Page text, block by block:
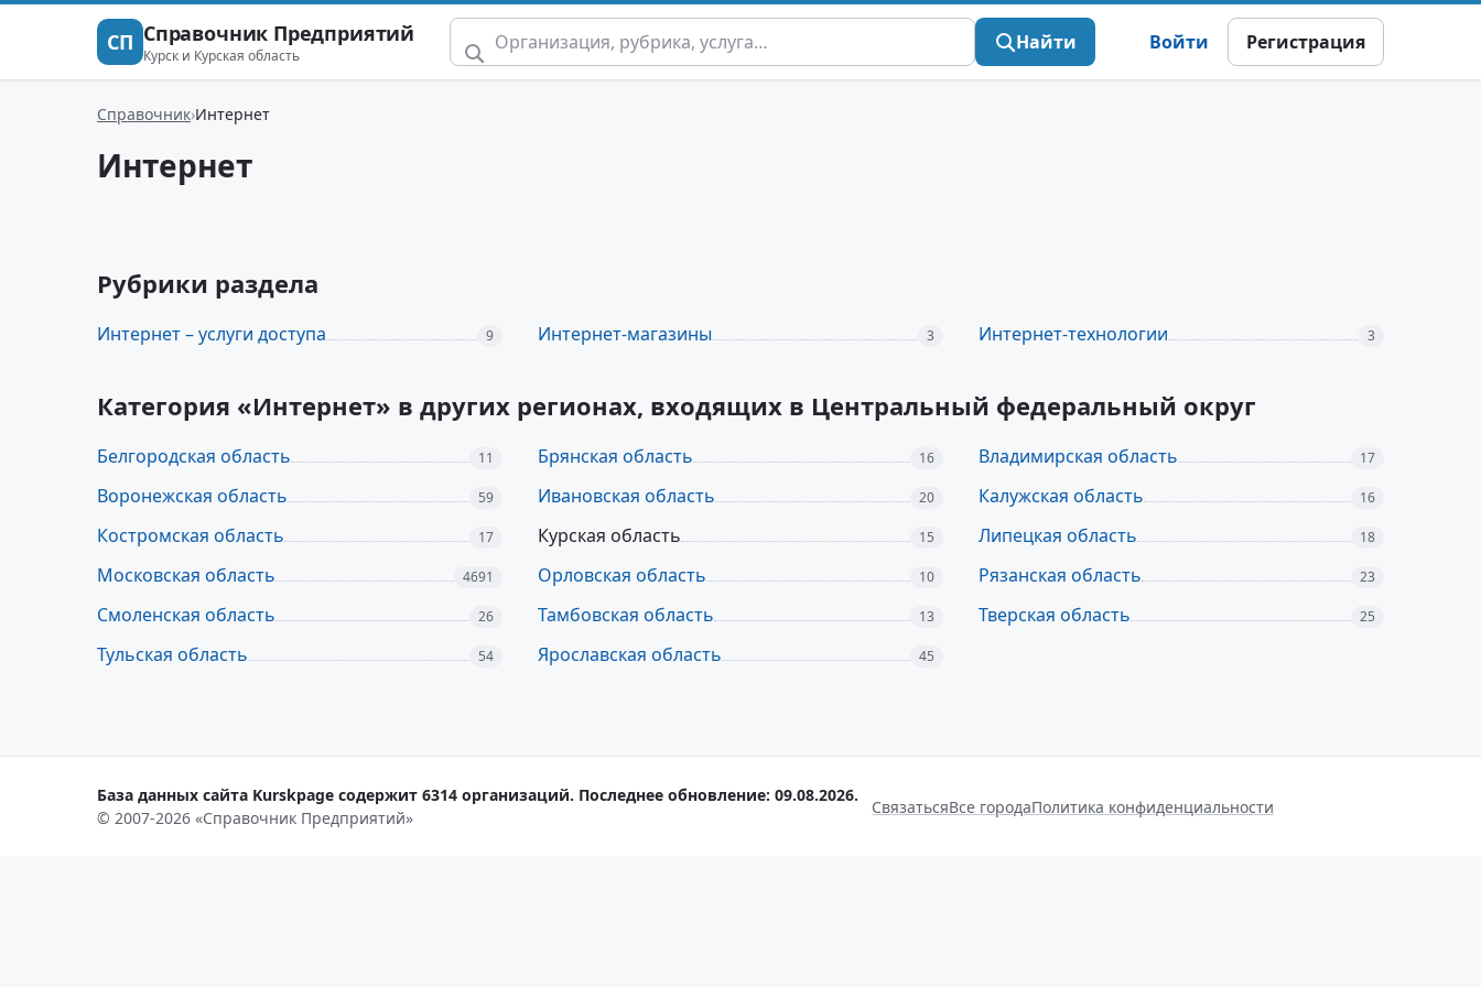
СП Справочник Предприятий
Курск и Курская область
Найти Войти Регистрация
Справочник Интернет
Интернет
Рубрики раздела
Интернет – услуги доступа 9 Интернет-магазины 3 Интернет-технологии 3
Категория «Интернет» в других регионах, входящих в Центральный федеральный округ
Белгородская область 11 Брянская область 16 Владимирская область 17
Воронежская область 59 Ивановская область 20 Калужская область 16
Костромская область 17 Курская область 15 Липецкая область 18
Московская область 4691 Орловская область 10 Рязанская область 23
Смоленская область 26 Тамбовская область 13 Тверская область 25
Тульская область 54 Ярославская область 45
База данных сайта Kurskpage содержит 6314 организаций. Последнее обновление: 09.08.2026.
© 2007-2026 «Справочник Предприятий»
СвязатьсяВсе городаПолитика конфиденциальности